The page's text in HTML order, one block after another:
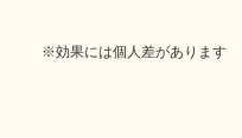
※効果には個人差があります